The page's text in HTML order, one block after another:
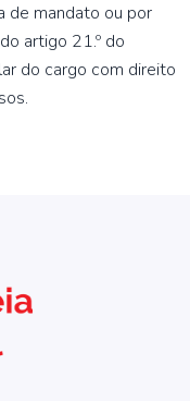
de mandato ou por
artigo 21.º do
do cargo com direito